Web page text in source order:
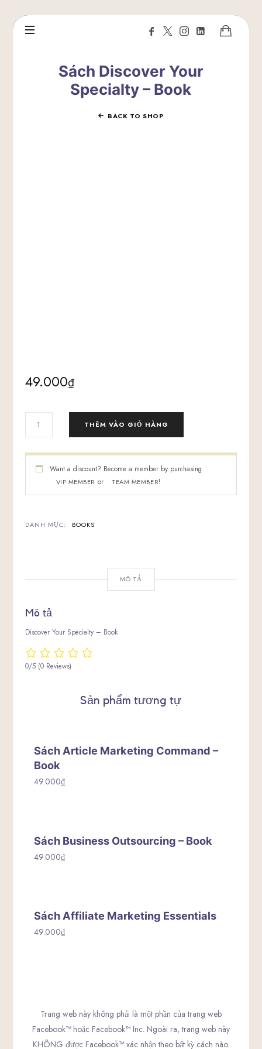
Sách Discover Your
Specialty – Book
BACK TO SHOP
49.000₫
DISCOVER
SPECIALTY
THÊM VÀO GIỎ HÀNG
Want a discount? Become a member by purchasing
VIP MEMBER or TEAM MEMBER!
DANH MỤC: BOOKS
MÔ TẢ
Mô tả
Discover Your Specialty – Book
0/5 (0 Reviews)
Sản phẩm tương tự
Sách Article Marketing Command –
Book
49.000₫
Sách Business Outsourcing – Book
49.000₫
Sách Affiliate Marketing Essentials
49.000₫
Trang web này không phải là một phần của trang web
Facebook™ hoặc Facebook™ Inc. Ngoài ra, trang web này
KHÔNG được Facebook™ xác nhận theo bất kỳ cách nào.